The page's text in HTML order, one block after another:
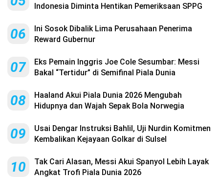
Indonesia Diminta Hentikan Pemeriksaan SPPG
06
Ini Sosok Dibalik Lima Perusahaan Penerima
Reward Gubernur
07
Eks Pemain Inggris Joe Cole Sesumbar: Messi
Bakal “Tertidur” di Semifinal Piala Dunia
08
Haaland Akui Piala Dunia 2026 Mengubah
Hidupnya dan Wajah Sepak Bola Norwegia
09
Usai Dengar Instruksi Bahlil, Uji Nurdin Komitmen
Kembalikan Kejayaan Golkar di Sulsel
10
Tak Cari Alasan, Messi Akui Spanyol Lebih Layak
Angkat Trofi Piala Dunia 2026